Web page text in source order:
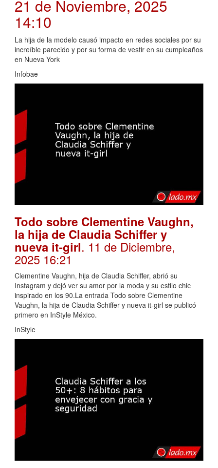
21 de Noviembre, 2025
14:10
La hija de la modelo causó impacto en redes sociales por su
increíble parecido y por su forma de vestir en su cumpleaños
en Nueva York
Infobae
Todo sobre Clementine Vaughn,
la hija de Claudia Schiffer y
nueva it-girl. 11 de Diciembre,
2025 16:21
Clementine Vaughn, hija de Claudia Schiffer, abrió su
Instagram y dejó ver su amor por la moda y su estilo chic
inspirado en los 90.La entrada Todo sobre Clementine
Vaughn, la hija de Claudia Schiffer y nueva it-girl se publicó
primero en InStyle México.
InStyle